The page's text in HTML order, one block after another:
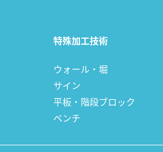
特殊加工技術
ウォール・堀
サイン
平板・階段ブロック
ベンチ